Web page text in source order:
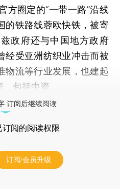
方圈定的“一带一路”沿线
的铁路线蓉欧快铁，被寄
政府还与中国地方政府
经受亚洲纺织业冲击而被
物流等行业发展，也建起
包括中资。
订阅后继续阅读
订阅的阅读权限
订阅/会员升级